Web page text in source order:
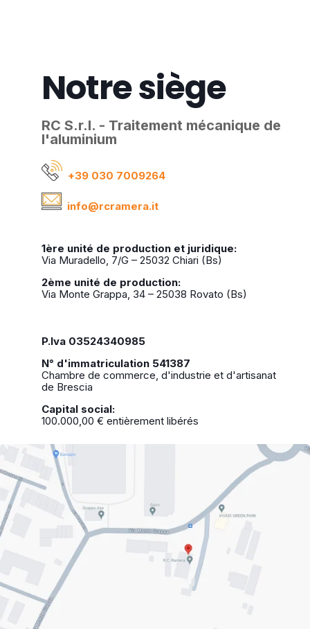
Notre siège
RC S.r.l. - Traitement mécanique de
l'aluminium
+39 030 7009264
info@rcramera.it​
1ère unité de production et juridique:
Via Muradello, 7/G – 25032 Chiari (Bs)
2ème unité de production:
Via Monte Grappa, 34 – 25038 Rovato (Bs)
P.Iva 03524340985
N° d'immatriculation 541387
Chambre de commerce, d'industrie et d'artisanat
de Brescia
Capital social:
100.000,00 € entièrement libérés